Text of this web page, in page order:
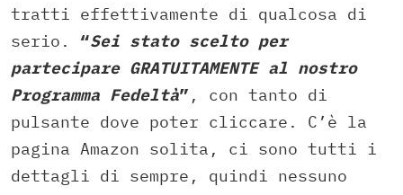
tratti effettivamente di qualcosa di
serio. “Sei stato scelto per
partecipare GRATUITAMENTE al nostro
Programma Fedeltà” , con tanto di
pulsante dove poter cliccare. C’è la
pagina Amazon solita, ci sono tutti i
dettagli di sempre, quindi nessuno